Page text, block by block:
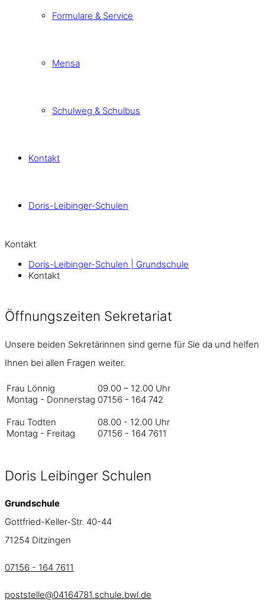
Formulare & Service
Mensa
Schulweg & Schulbus
Kontakt
Doris-Leibinger-Schulen
Kontakt
Doris-Leibinger-Schulen | Grundschule
Kontakt
Öffnungszeiten Sekretariat
Unsere beiden Sekretärinnen sind gerne für Sie da und helfen
Ihnen bei allen Fragen weiter.
Frau Lönnig
Montag - Donnerstag
Frau Todten
Montag - Freitag
09.00 – 12.00 Uhr
07156 - 164 742
08.00 - 12.00 Uhr
07156 - 164 7611
Doris Leibinger Schulen
Grundschule
Gottfried-Keller-Str. 40-44
71254 Ditzingen
07156 - 164 7611
poststelle@04164781.schule.bwl.de